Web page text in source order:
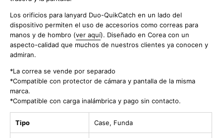
Los orificios para lanyard Duo-QuikCatch en un lado del
dispositivo permiten el uso de accesorios como correas para
manos y de hombro (ver aquí). Diseñado en Corea con un
aspecto-calidad que muchos de nuestros clientes ya conocen y
admiran.
*La correa se vende por separado
*Compatible con protector de cámara y pantalla de la misma
marca.
*Compatible con carga inalámbrica y pago sin contacto.
Tipo Case, Funda